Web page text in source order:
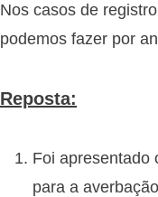
Nos casos de
podemos fazer por
Reposta:
Foi apresentado
para a